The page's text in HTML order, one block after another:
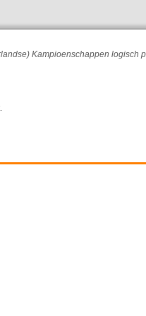
Kampioenschappen logisch